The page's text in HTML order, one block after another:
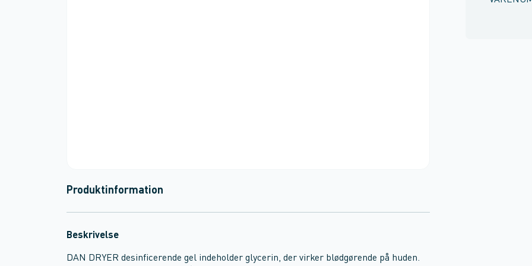
Produktinformation
Beskrivelse
DAN DRYER desinficerende gel indeholder glycerin, der virker blødgørende på huden.